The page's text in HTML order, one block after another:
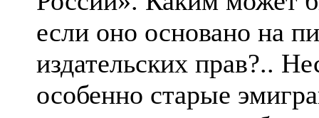
если оно основано на
издательских прав?..
особенно старые